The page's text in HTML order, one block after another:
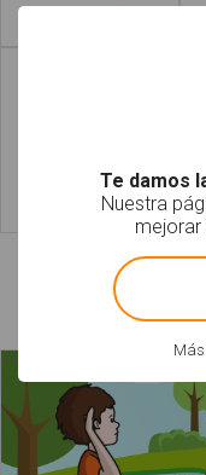
Láminas
Te damos
Nuestra
mejorar